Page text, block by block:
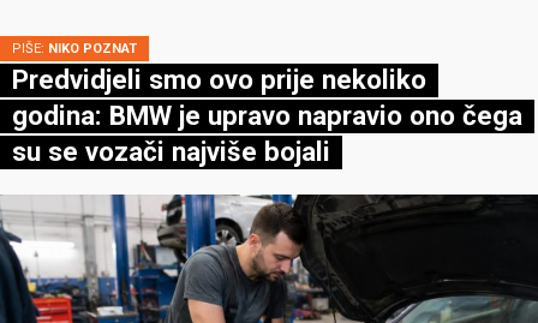
PIŠE: NIKO POZNAT
Predvidjeli smo ovo prije nekoliko
godina: BMW je upravo napravio ono čega
su se vozači najviše bojali